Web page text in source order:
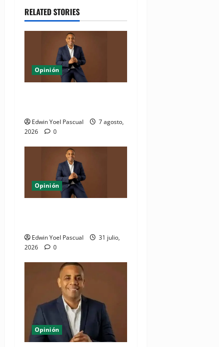
RELATED STORIES
Opinión
Edwin Yoel Pascual
7 agosto,
2026
0
Opinión
Edwin Yoel Pascual
31 julio,
2026
0
Opinión